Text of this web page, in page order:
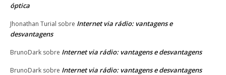
óptica
Jhonathan Turial sobre Internet via rádio: vantagens e
desvantagens
BrunoDark sobre Internet via rádio: vantagens e desvantagens
BrunoDark sobre Internet via rádio: vantagens e desvantagens